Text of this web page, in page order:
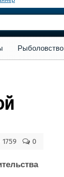
Рыболовство
0
1759